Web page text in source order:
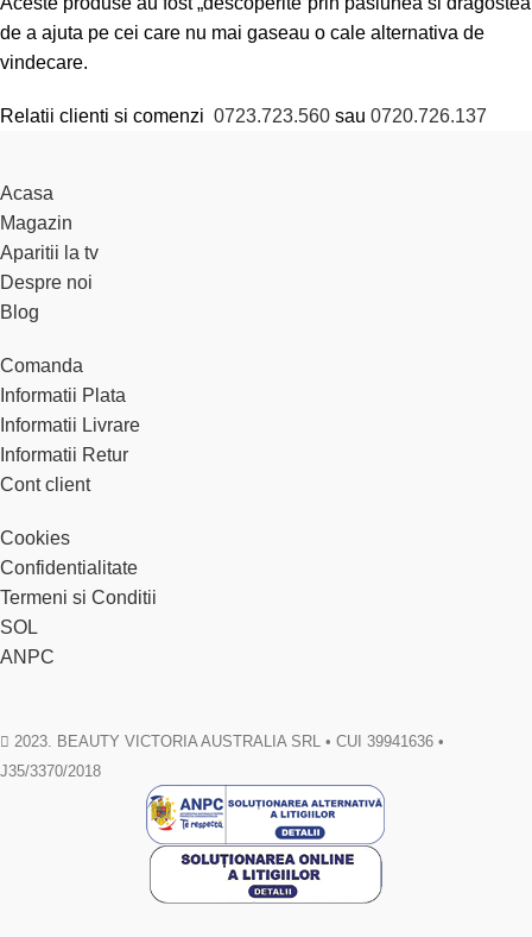
de a ajuta pe cei care nu mai gaseau o cale alternativa de
vindecare.
Relatii clienti si comenzi 0723.723.560 sau 0720.726.137
Acasa
Magazin
Aparitii la tv
Despre noi
Blog
Comanda
Informatii Plata
Informatii Livrare
Informatii Retur
Cont client
Cookies
Confidentialitate
Termeni si Conditii
SOL
ANPC
2023. BEAUTY VICTORIA AUSTRALIA SRL • CUI 39941636 •
J35/3370/2018